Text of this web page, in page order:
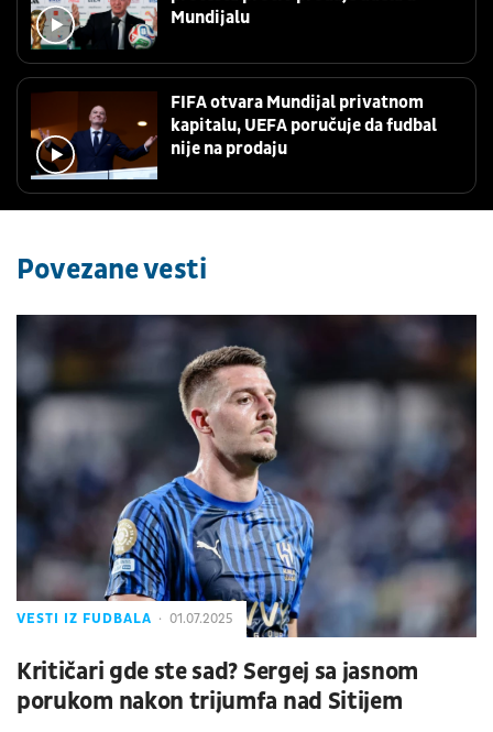
Mundijalu
FIFA otvara Mundijal privatnom
kapitalu, UEFA poručuje da fudbal
nije na prodaju
Povezane vesti
VESTI IZ FUDBALA 01.07.2025
Kritičari gde ste sad? Sergej sa jasnom
porukom nakon trijumfa nad Sitijem